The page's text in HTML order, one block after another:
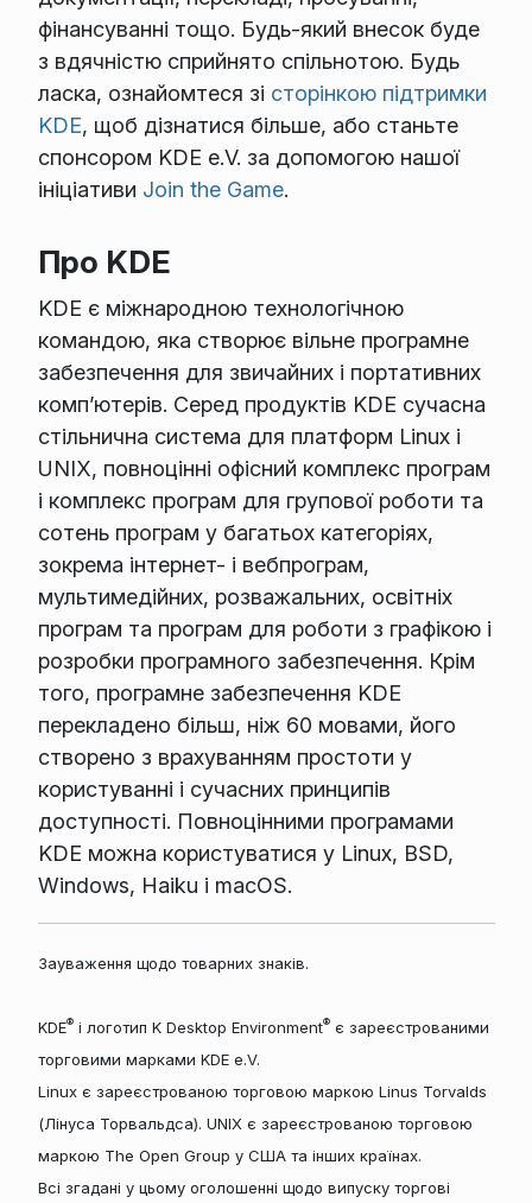
фінансуванні тощо. Будь-який внесок буде
з вдячністю сприйнято спільнотою. Будь
ласка, ознайомтеся зі сторінкою підтримки
KDE, щоб дізнатися більше, або станьте
спонсором KDE e.V. за допомогою нашої
ініціативи Join the Game.
Про KDE
KDE є міжнародною технологічною
командою, яка створює вільне програмне
забезпечення для звичайних і портативних
комп’ютерів. Серед продуктів KDE сучасна
стільнична система для платформ Linux і
UNIX, повноцінні офісний комплекс програм
і комплекс програм для групової роботи та
сотень програм у багатьох категоріях,
зокрема інтернет- і вебпрограм,
мультимедійних, розважальних, освітніх
програм та програм для роботи з графікою і
розробки програмного забезпечення. Крім
того, програмне забезпечення KDE
перекладено більш, ніж 60 мовами, його
створено з врахуванням простоти у
користуванні і сучасних принципів
доступності. Повноцінними програмами
KDE можна користуватися у Linux, BSD,
Windows, Haiku і macOS.
Зауваження щодо товарних знаків.
KDE®і логотип K Desktop Environment®є зареєстрованими
торговими марками KDE e.V.
Linux є зареєстрованою торговою маркою Linus Torvalds
(Лінуса Торвальдса). UNIX є зареєстрованою торговою
маркою The Open Group у США та інших країнах.
Всі згадані у цьому оголошенні щодо випуску торгові